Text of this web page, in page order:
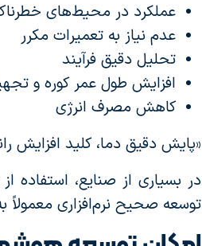
عملکرد در محیط‌های
عدم نیاز به تعمیرات مکرر
تحلیل دقیق فرآیند
افزایش طول عمر کوره و
کاهش مصرف انرژی
«پایش دقیق دما، کلید افزایش
در بسیاری از صنایع،
توسعه صحیح نرم‌افزاری